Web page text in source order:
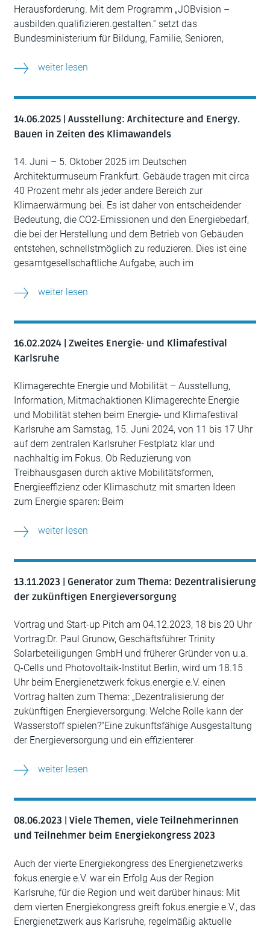
Herausforderung. Mit dem Programm „JOBvision –
ausbilden.qualifizieren.gestalten.“ setzt das
Bundesministerium für Bildung, Familie, Senioren,
weiter lesen
14.06.2025 | Ausstellung: Architecture and Energy.
Bauen in Zeiten des Klimawandels
14. Juni – 5. Oktober 2025 im Deutschen
Architekturmuseum Frankfurt. Gebäude tragen mit circa
40 Prozent mehr als jeder andere Bereich zur
Klimaerwärmung bei. Es ist daher von entscheidender
Bedeutung, die CO2-Emissionen und den Energiebedarf,
die bei der Herstellung und dem Betrieb von Gebäuden
entstehen, schnellstmöglich zu reduzieren. Dies ist eine
gesamtgesellschaftliche Aufgabe, auch im
weiter lesen
16.02.2024 | Zweites Energie- und Klimafestival
Karlsruhe
Klimagerechte Energie und Mobilität – Ausstellung,
Information, Mitmachaktionen Klimagerechte Energie
und Mobilität stehen beim Energie- und Klimafestival
Karlsruhe am Samstag, 15. Juni 2024, von 11 bis 17 Uhr
auf dem zentralen Karlsruher Festplatz klar und
nachhaltig im Fokus. Ob Reduzierung von
Treibhausgasen durch aktive Mobilitätsformen,
Energieeffizienz oder Klimaschutz mit smarten Ideen
zum Energie sparen: Beim
weiter lesen
13.11.2023 | Generator zum Thema: Dezentralisierung
der zukünftigen Energieversorgung
Vortrag und Start-up Pitch am 04.12.2023, 18 bis 20 Uhr
Vortrag:Dr. Paul Grunow, Geschäftsführer Trinity
Solarbeteiligungen GmbH und früherer Gründer von u.a.
Q-Cells und Photovoltaik-Institut Berlin, wird um 18.15
Uhr beim Energienetzwerk fokus.energie e.V. einen
Vortrag halten zum Thema: „Dezentralisierung der
zukünftigen Energieversorgung: Welche Rolle kann der
Wasserstoff spielen?“Eine zukunftsfähige Ausgestaltung
der Energieversorgung und ein effizienterer
weiter lesen
08.06.2023 | Viele Themen, viele Teilnehmerinnen
und Teilnehmer beim Energiekongress 2023
Auch der vierte Energiekongress des Energienetzwerks
fokus.energie e.V. war ein Erfolg Aus der Region
Karlsruhe, für die Region und weit darüber hinaus: Mit
dem vierten Energiekongress greift fokus.energie e.V., das
Energienetzwerk aus Karlsruhe, regelmäßig aktuelle